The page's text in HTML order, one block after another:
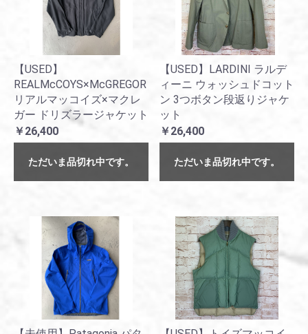
【USED】
REALMcCOYS×McGREGOR
リアルマッコイズ×マクレ
ガー ドリズラージャケット
￥26,400
ただいま品切れ中です。
【USED】LARDINI ラルデ
ィーニ ウォッシュドコット
ン 3つボタン段返りジャケ
ット
￥26,400
ただいま品切れ中です。